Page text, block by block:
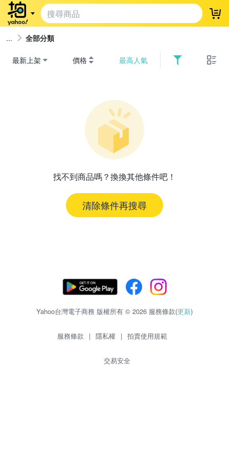
登
全部分類
最新上架 價格 最高人氣
找不到商品嗎？換換其他條件吧！
清除條件再搜尋
Yahoo台灣電子商務 版權所有 © 2026 服務條款(更新)
服務條款 | 隱私權 | 拍賣使用規範
交易安全